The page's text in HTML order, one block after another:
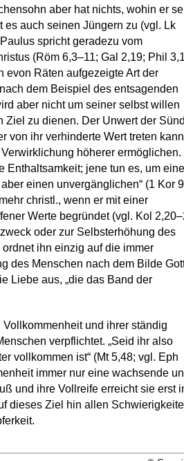
aber hat nichts, wohin er
es auch seinen Jüngern zu (vgl. Lk
spricht geradezu vom
(Röm 6,3–11; Gal 2,19; Phil
evon Räten aufgezeigte Art der
dem Beispiel des entsagenden
aber nicht um seiner selbst willen
Ziel zu dienen. Der Unwert der
von ihr verhinderte Wert treten
höherer ermöglichen.
Enthaltsamkeit; jene tun es, um
einen unvergänglichen“ (1 Kor
christl., wenn er mit einer
Werte begründet (vgl. Kol
oder zur Selbsterhöhung des
ihn einzig auf die immer
des Menschen nach dem Bilde
Liebe aus, „die das Band der
und ihrer ständig
verpflichtet. „Seid ihr also
vollkommen ist“ (Mt 5,48; vgl. Eph
immer nur eine wachsende
und ihre Vollreife erreicht sie erst
dieses Ziel hin allen